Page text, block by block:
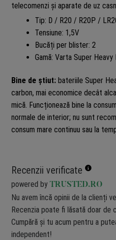
telecomenzi și aparate de uz
Tip: D / R20 / R20P /
Tensiune: 1,5V
Bucăți per blister: 2
Gamă: Varta Super Heavy
Bine de știut:bateriile Super
carbon, mai economice decât
mică. Funcționează bine la
normale de interior; nu sunt
consum mare continuu sau la
Recenzii verificate
powered by TRUSTED.RO
Nu avem încă opinii de la clienți
Recenzia poate fi lăsată doar de
Cumpără și tu acum pentru a
independent!